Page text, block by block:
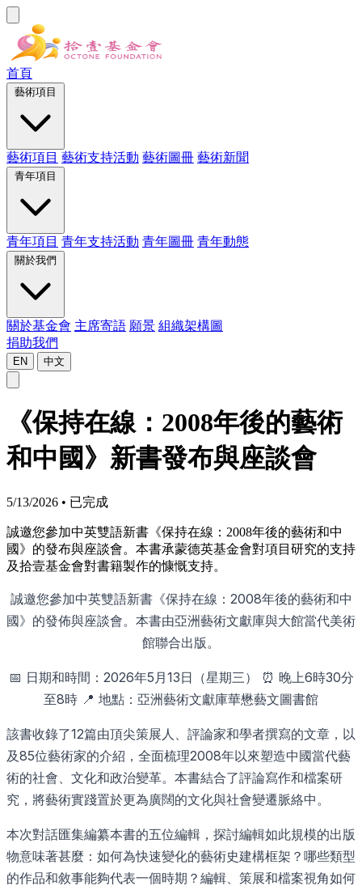
首頁
藝術項目 藝術支持活動 藝術圖冊 藝術新聞
青年項目 青年支持活動 青年圖冊 青年動態
關於基金會 主席寄語 願景 組織架構圖
捐助我們
EN 中文
《保持在線：2008年後的藝術
和中國》新書發布與座談會
5/13/2026 • 已完成
誠邀您參加中英雙語新書《保持在線：2008年後的藝術和中
國》的發布與座談會。本書承蒙德英基金會對項目研究的支持
及拾壹基金會對書籍製作的慷慨支持。
誠邀您參加中英雙語新書《保持在線：2008年後的藝術和中
國》的發佈與座談會。本書由亞洲藝術文獻庫與大館當代美術
館聯合出版。
📅 日期和時間：2026年5月13日（星期三） ⏰ 晚上6時30分
至8時 📍 地點：亞洲藝術文獻庫華懋藝文圖書館
該書收錄了12篇由頂尖策展人、評論家和學者撰寫的文章，以
及85位藝術家的介紹，全面梳理2008年以來塑造中國當代藝
術的社會、文化和政治變革。本書結合了評論寫作和檔案研
究，將藝術實踐置於更為廣闊的文化與社會變遷脈絡中。
本次對話匯集編纂本書的五位編輯，探討編輯如此規模的出版
物意味著甚麼：如何為快速變化的藝術史建構框架？哪些類型
的作品和敘事能夠代表一個時期？編輯、策展和檔案視角如何